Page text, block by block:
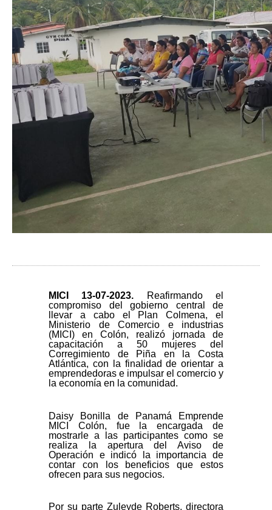
MICI 13-07-2023.
Reafirmando el
compromiso del gobierno central de
llevar a cabo el Plan Colmena, el
Ministerio de Comercio e industrias
(MICI) en Colón, realizó jornada de
capacitación a 50 mujeres del
Corregimiento de Piña en la Costa
Atlántica, con la finalidad de orientar a
emprendedoras e impulsar el comercio y
la economía en la comunidad.
Daisy Bonilla de Panamá Emprende
MICI Colón, fue la encargada de
mostrarle a las participantes como se
realiza la apertura del Aviso de
Operación e indicó la importancia de
contar con los beneficios que estos
ofrecen para sus negocios.
Por su parte Zuleyde Roberts, directora